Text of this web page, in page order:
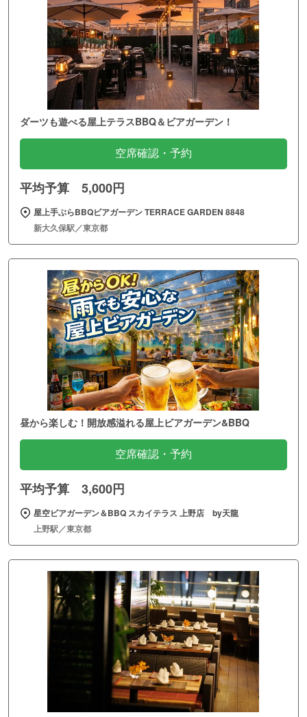
ダーツも遊べる屋上テラスBBQ＆ビアガーデン！
空席確認・予約
平均予算 5,000円
屋上手ぶらBBQビアガーデン TERRACE GARDEN 8848
新大久保駅／東京都
昼から楽しむ！開放感溢れる屋上ビアガーデン&BBQ
空席確認・予約
平均予算 3,600円
星空ビアガーデン＆BBQ スカイテラス 上野店 by天龍
上野駅／東京都